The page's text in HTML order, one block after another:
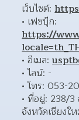
เว็บไซต์:
https://
อีเมล:
ไลน์: -
โทร: 053-
ที่อยู่: 238/3
จังหวัดเชียงใ